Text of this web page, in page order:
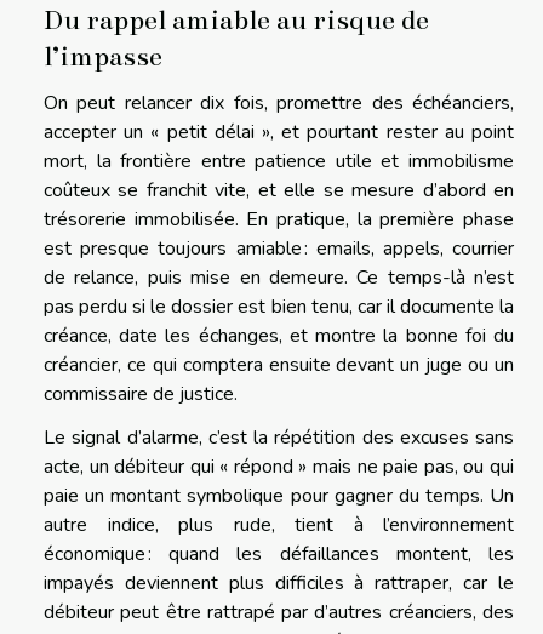
Du rappel amiable au risque de
l’impasse
On peut relancer dix fois, promettre des échéanciers,
accepter un « petit délai », et pourtant rester au point
mort, la frontière entre patience utile et immobilisme
coûteux se franchit vite, et elle se mesure d’abord en
trésorerie immobilisée. En pratique, la première phase
est presque toujours amiable : emails, appels, courrier
de relance, puis mise en demeure. Ce temps-là n’est
pas perdu si le dossier est bien tenu, car il documente la
créance, date les échanges, et montre la bonne foi du
créancier, ce qui comptera ensuite devant un juge ou un
commissaire de justice.
Le signal d’alarme, c’est la répétition des excuses sans
acte, un débiteur qui « répond » mais ne paie pas, ou qui
paie un montant symbolique pour gagner du temps. Un
autre indice, plus rude, tient à l’environnement
économique : quand les défaillances montent, les
impayés deviennent plus difficiles à rattraper, car le
débiteur peut être rattrapé par d’autres créanciers, des